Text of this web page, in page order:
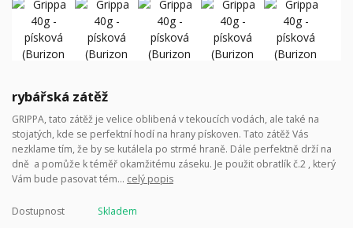
rybářská zátěž
GRIPPA, tato zátěž je velice oblibená v tekoucích vodách, ale také na
stojatých, kde se perfektní hodí na hrany pískoven. Tato zátěž Vás
nezklame tím, že by se kutálela po strmé hraně. Dále perfektně drží na
dně a pomůže k téměř okamžitému záseku. Je použit obratlík č.2 , který
Vám bude pasovat tém... celý popis
Dostupnost
Skladem